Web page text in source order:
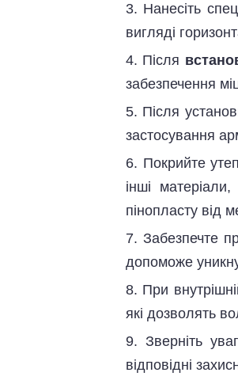
3. Нанесіть
вигляді
4. Після
забезпечення
5. Після
застосування
6. Покрийте
інші
пінопласту від
7. Забезпечте
допоможе
8. При
які дозволять
9. Зверніть
відповідні